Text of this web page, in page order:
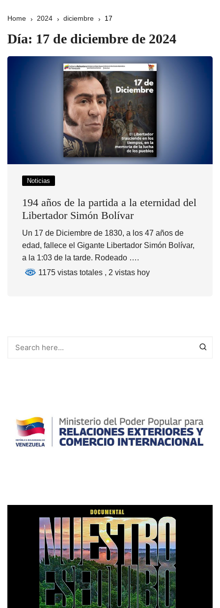
Home 2024 diciembre 17
Día: 17 de diciembre de 2024
Noticias
194 años de la partida a la eternidad del
Libertador Simón Bolívar
Un 17 de Diciembre de 1830, a los 47 años de
edad, fallece el Gigante Libertador Simón Bolívar,
a la 1:03 de la tarde. Rodeado ….
1175 vistas totales , 2 vistas hoy